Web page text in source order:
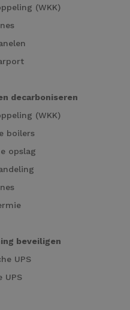
(WKK)
decarboniseren
(WKK)
boilers
opslag
beveiligen
UPS
UPS